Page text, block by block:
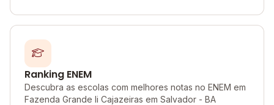
Ranking ENEM
Descubra as escolas com melhores notas no ENEM em
Fazenda Grande Ii Cajazeiras em Salvador - BA